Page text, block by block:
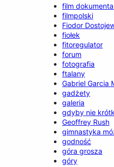
film
filmpolski
Fiodor
fiołek
fitoregulator
forum
fotografia
ftalany
Gabriel Garcia
gadżety
galeria
gdyby nie
Geoffrey Rush
gimnastyka
godność
góra grosza
góry